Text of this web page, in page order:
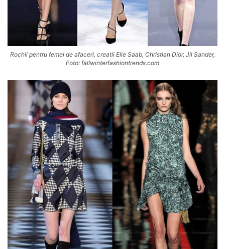
Rochii pentru femei de afaceri, creatii Elie Saab, Christian Dior, Jil Sander,
Foto: fallwinterfashiontrends.com